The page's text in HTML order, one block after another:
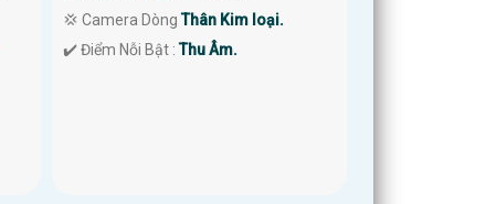
💢 Camera DòngThân Kim loại.
️✔️ Điểm Nỗi Bật :Thu Âm.